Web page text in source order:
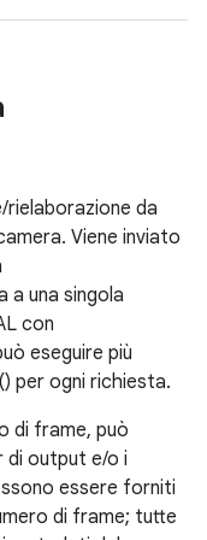
rielaborazione da
Viene inviato
a una singola
con
eseguire più
per ogni richiesta.
di frame, può
di output e/o i
essere forniti
di frame; tutte